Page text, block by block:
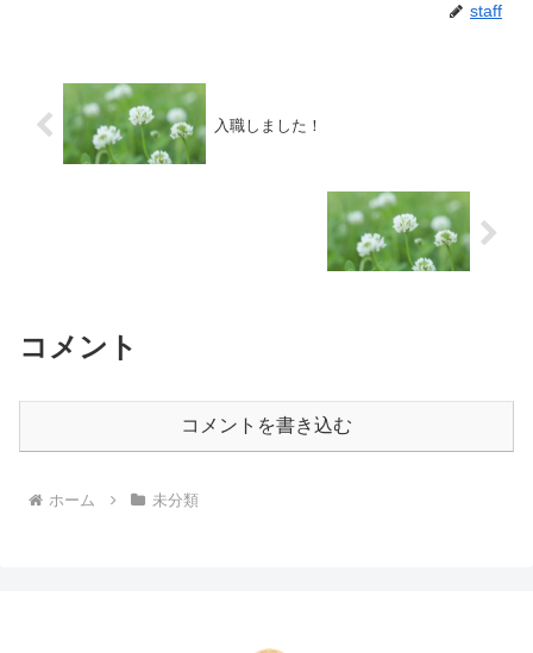
staff
入職しました！
コメント
コメントを書き込む
ホーム 未分類